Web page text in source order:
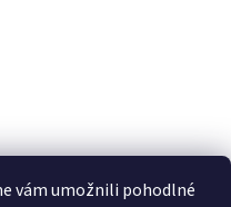
vám umožnili pohodlné